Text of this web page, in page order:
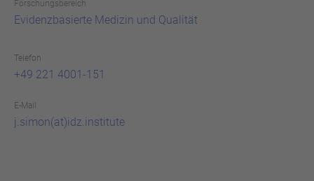
For­schungs­be­reich
Evi­denz­ba­sier­te Me­di­zin und Qua­li­tät
Telefon
+49 221 4001-151
E-Mail
j.simon(at)idz.institute